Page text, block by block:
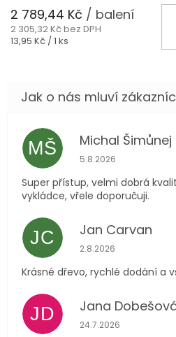
2 789,44 Kč / balení
2 305,32 Kč bez DPH
Měrná
13,95 Kč / 1 ks
MŠ Michal Šimůnej
Hodnocení
5.8.2026
Super přístup, velmi dobrá
vykládce, vřele doporučuji.
JC Jan Carvan
Hodnocení
2.8.2026
Krásné dřevo, rychlé dodání a
JD Jana
Hodnocení
24.7.2026